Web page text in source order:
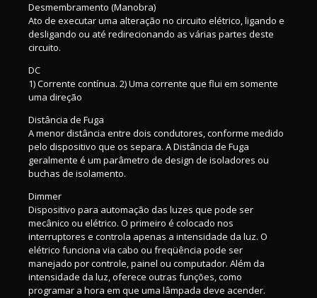
Desmembramento (Manobra)
Ato de executar uma alteração no circuito elétrico, ligando e
desligando ou até redirecionando as várias partes deste
circuito.
DC
1) Corrente contínua. 2) Uma corrente que flui em somente
uma direção
Distância de Fuga
A menor distância entre dois condutores, conforme medido
pelo dispositivo que os separa. A Distância de Fuga
geralmente é um parâmetro de design de isoladores ou
buchas de isolamento.
Dimmer
Dispositivo para automação das luzes que pode ser
mecânico ou elétrico. O primeiro é colocado nos
interruptores e controla apenas a intensidade da luz. O
elétrico funciona via cabo ou freqüência pode ser
manejado por controle, painel ou computador. Além da
intensidade da luz, oferece outras funções, como
programar a hora em que uma lâmpada deve acender.